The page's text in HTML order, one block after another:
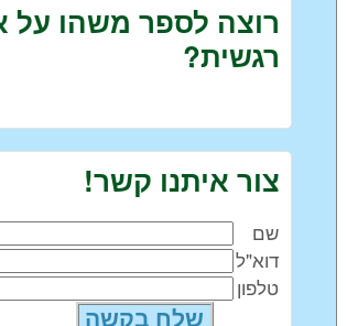
רוצה לספר משהו על
רגשית?
צור איתנו קשר!
שם
דוא"ל
טלפון